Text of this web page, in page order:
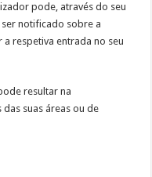
pode, através do seu
notificado sobre a
respetiva entrada no seu
resultar na
suas áreas ou de